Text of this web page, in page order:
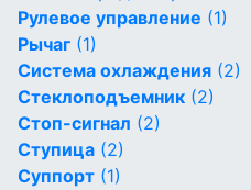
Рулевое управление (1)
Рычаг (1)
Система охлаждения (2)
Стеклоподъемник (2)
Стоп-сигнал (2)
Ступица (2)
Суппорт (1)